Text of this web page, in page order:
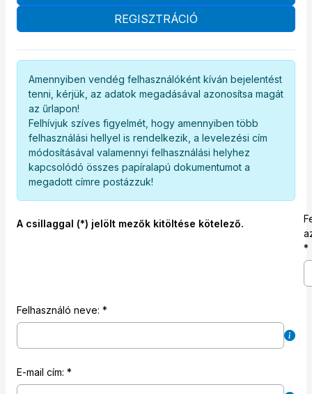
REGISZTRÁCIÓ
Amennyiben vendég felhasználóként kíván bejelentést
tenni, kérjük, az adatok megadásával azonosítsa magát
az űrlapon!
Felhívjuk szíves figyelmét, hogy amennyiben több
felhasználási hellyel is rendelkezik, a levelezési cím
módosításával valamennyi felhasználási helyhez
kapcsolódó összes papíralapú dokumentumot a
megadott címre postázzuk!
A csillaggal (*) jelölt mezők kitöltése kötelező.
Felhasználó neve:
E-mail cím: